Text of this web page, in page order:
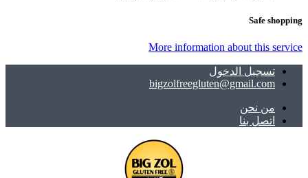
Safe shopping
More information about this service
تسجيل الدخول
bigzolfreegluten@gmail.com
ﻣﻦ ﻧﺤﻦ
اتصل بنا